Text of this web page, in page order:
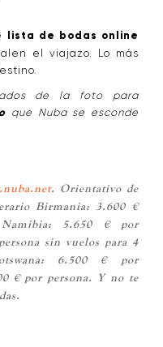
lista de bodas online
el viajazo. Lo más
de la foto para
que Nuba se esconde
. Orientativo de
Birmania: 3.600 €
5.650 € por
sin vuelos para 4
6.500 € por
€ por persona. Y no te